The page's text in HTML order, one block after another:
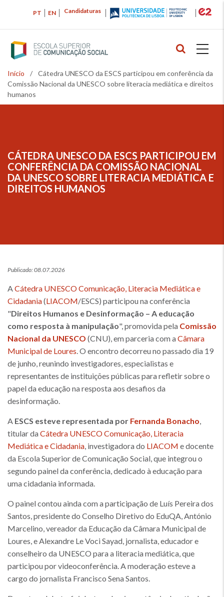
principal
Candidaturas
PT EN
Navegação
estrutural
Início /
Cátedra UNESCO da ESCS participou em conferência da
Comissão Nacional da UNESCO sobre literacia mediática e direitos
humanos
CÁTEDRA UNESCO DA ESCS PARTICIPOU EM
CONFERÊNCIA DA COMISSÃO NACIONAL
DA UNESCO SOBRE LITERACIA MEDIÁTICA E
DIREITOS HUMANOS
NAVEGAÇÃO
ESTRUTURAL
Publicado: 08.07.2026
ACátedra UNESCO Comunicação, Literacia Mediática e
Cidadania(LIACOM/ESCS) participou na conferência
"Direitos Humanos e Desinformação – A educação
como resposta à manipulação", promovida pela Comissão
Nacional da UNESCO (CNU), em parceria com aCâmara
Municipal de Loures. O encontro decorreu no passado dia 19
de junho, reunindo investigadores, especialistas e
representantes de instituições públicas para refletir sobre o
papel da educação na resposta aos desafios da
desinformação.
A ESCS esteve representada por Fernanda Bonacho,
titular daCátedra UNESCO Comunicação, Literacia
Mediática e Cidadania, investigadora do LIACOM e docente
da Escola Superior de Comunicação Social, que integrou o
segundo painel da conferência, dedicado à educação para
uma cidadania informada.
O painel contou ainda com a participação de Luís Pereira dos
Santos, presidente do Conselho Diretivo do EduQA, António
Marcelino, vereador da Educação da Câmara Municipal de
Loures, e Alexandre Le Voci Sayad, jornalista, educador e
conselheiro da UNESCO para a literacia mediática, que
participou por videoconferência. A moderação esteve a
cargo do jornalista Francisco Sena Santos.